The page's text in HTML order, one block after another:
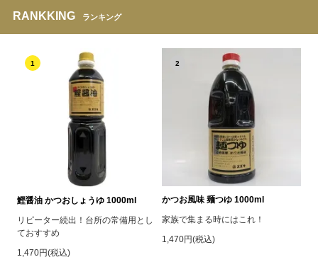
RANKKING ランキング
1
鰹醤油 かつおしょうゆ 1000ml
リピーター続出！台所の常備用とし
ておすすめ
1,470円(税込)
2
かつお風味 麺つゆ 1000ml
家族で集まる時にはこれ！
1,470円(税込)